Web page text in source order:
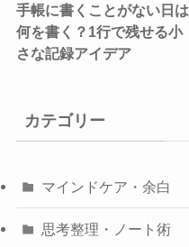
手帳に書くことがない日は
何を書く？1行で残せる小
さな記録アイデア
カテゴリー
マインドケア・余白
思考整理・ノート術